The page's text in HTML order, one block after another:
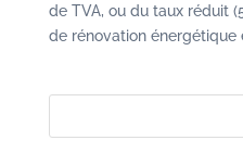
de TVA, ou du taux réduit
de rénovation énergétique